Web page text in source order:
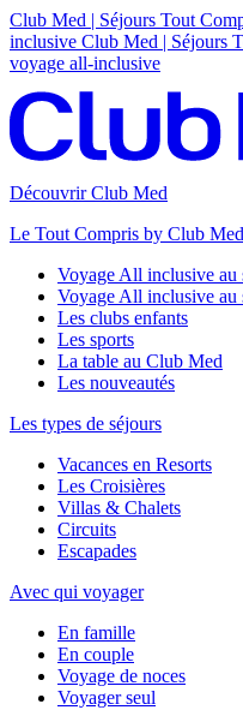
Club Med | Séjours Tout
inclusive Club Med | Séjours
voyage all-inclusive
Découvrir Club Med
Le Tout Compris by Club Med
Voyage All inclusive au
Voyage All inclusive au
Les clubs enfants
Les sports
La table au Club Med
Les nouveautés
Les types de séjours
Vacances en Resorts
Les Croisières
Villas & Chalets
Circuits
Escapades
Avec qui voyager
En famille
En couple
Voyage de noces
Voyager seul